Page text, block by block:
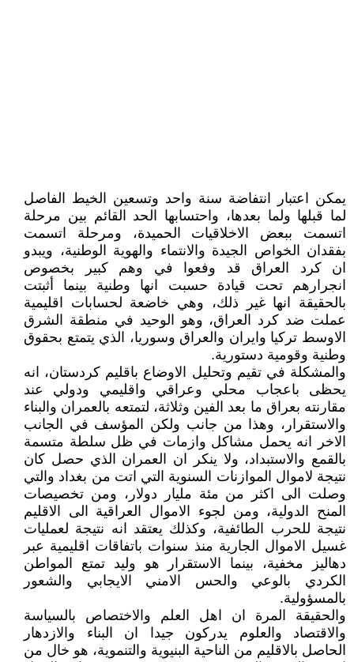
يمكن اعتبار انتفاضة سنة واحد وتسعين الخيط الفاصل
لما قبلها ولما بعدها، واحتسابها الحد القائم بين مرحلة
اتسمت ببعض الاخلاقيات الحميدة، ومرحلة اتسمت
بفقدان الخواص الجيدة والانتماء والهوية الوطنية، ويبدو
ان كرد العراق قد وفعوا في وهم كبير بخصوص
انجرارهم تحت قيادة حسبت انها وطنية بينما أثبتت
بالحقيقة انها غير ذلك، وهي خاضعة لحسابات اقليمية
عملت ضد كرد العراق، وهو الوحيد في منطقة الشرق
الاوسط تركيا وايران والعراق وسوريا، الذي يتمتع بحقوق
وطنية وقومية دستورية.
والمشكلة في تقيم وتحليل الاوضاع باقليم كردستان، انه
يحظى باعجاب محلي وعراقي واقليمي ودولي عند
مقارنته بعراق ما بعد الفين وثلاثة، لتمتعه بالعمران والبناء
والاستقرار، وهذا من جانب ولكن المؤسف في الجانب
الاخر انه يحمل مشاكل وازمات في ظل سلطة متسمة
بالقمع والاستبداد، ولا ينكر ان العمران الذي حصل كان
نتيجة لاموال الموازنات السنوية التي اتت من بغداد والتي
وصلت الى اكثر من مئة مليار دولار، ومن تخصيصات
المنح الدولية، ومن لجوء الاموال العراقية الى الاقليم
نتيجة للحرب الطائفية، وكذلك يعتقد انه نتيجة لعمليات
غسيل الاموال الجارية منذ سنوات باتفاقات اقليمية عبر
دهاليز مخفية، بينما الاستقرار هو وليد تمتع المواطن
الكردي بالوعي والحس الامني الايجابي والشعور
بالمسؤولية.
والحقيقة المرة ان اهل العلم والاختصاص بالسياسة
والاقتصاد والعلوم يدركون جيدا ان البناء والازدهار
الحاصل بالاقليم من الناحية البنيوية والتنموية، هو خال من